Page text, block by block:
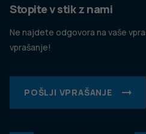
Stopite v stik z nami
Ne najdete odgovora na vaše
vprašanje!
POŠLJI VPRAŠANJE